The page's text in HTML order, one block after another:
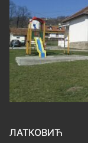
ЛАТКОВИЋ